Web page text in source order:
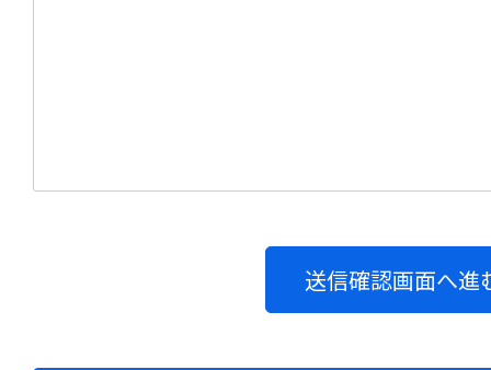
送信確認画面へ進